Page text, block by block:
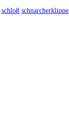
schloß schnarcherklippe